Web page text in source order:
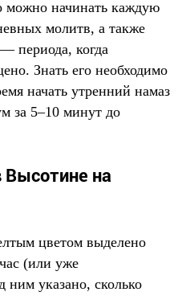
можно начинать каждую
молитв, а также
периода, когда
Знать его необходимо
начать утренний намаз
за 5–10 минут до
Высотине на
цветом выделено
(или уже
ним указано, сколько